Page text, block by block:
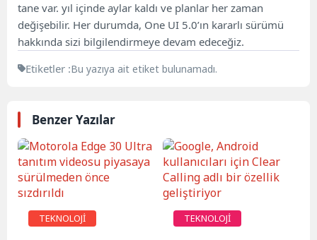
tane var. yıl içinde aylar kaldı ve planlar her zaman
değişebilir. Her durumda, One UI 5.0’ın kararlı sürümü
hakkında sizi bilgilendirmeye devam edeceğiz.
Etiketler :Bu yazıya ait etiket bulunamadı.
Benzer Yazılar
TEKNOLOJİ TEKNOLOJİ